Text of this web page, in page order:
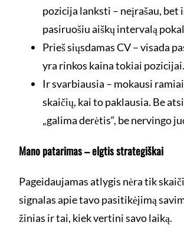
pozicija lanksti – neįrašau, bet
pasiruošiu aiškų intervalą
Prieš siųsdamas CV – visada
yra rinkos kaina tokiai pozicijai.
Ir svarbiausia – mokausi
skaičių, kai to paklausia. Be
„galima derėtis“, be nervingo
Mano patarimas – elgtis strategiškai
Pageidaujamas atlygis nėra tik
signalas apie tavo pasitikėjimą
žinias ir tai, kiek vertini savo laiką.